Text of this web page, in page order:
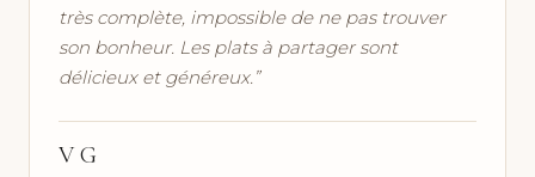
très complète, impossible de ne pas trouver
son bonheur. Les plats à partager sont
délicieux et généreux.”
V G